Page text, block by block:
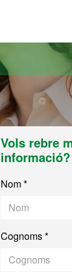
Vols rebre
informació?
Nom *
Cognoms *